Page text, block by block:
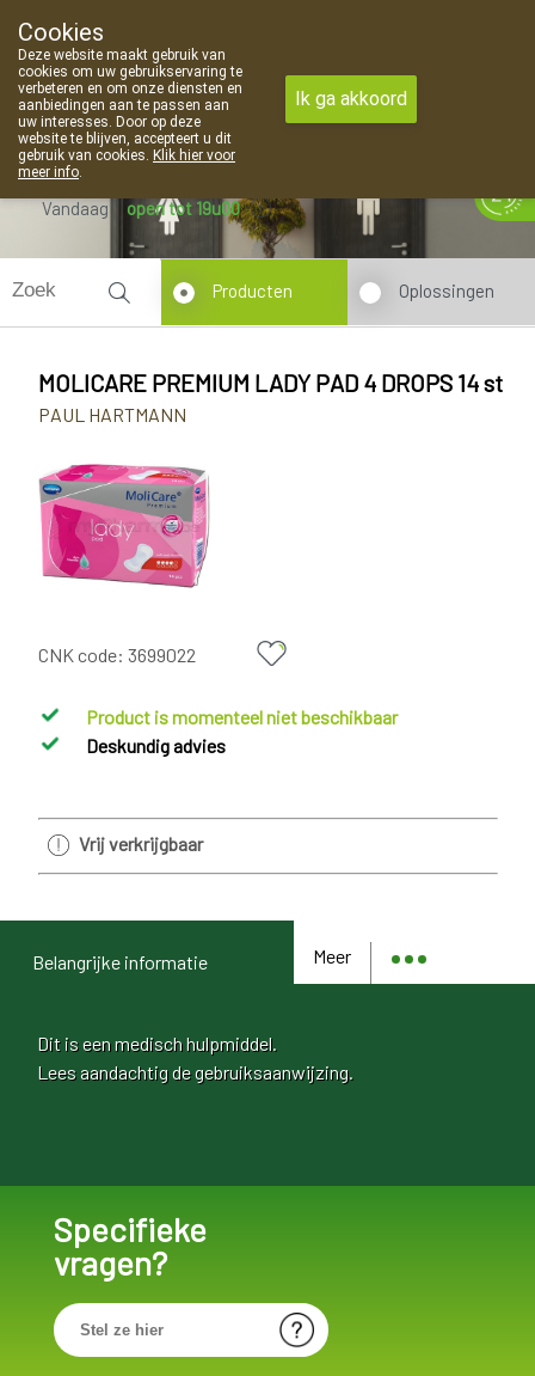
09 373 94 03
Vandaag open tot 19u00
Producten Oplossingen
MOLICARE PREMIUM LADY PAD 4 DROPS 14 st
PAUL HARTMANN
CNK code: 3699022
Product is momenteel niet beschikbaar
Deskundig advies
Vrij verkrijgbaar
Meer
Belangrijke informatie
Dit is een medisch hulpmiddel.
Lees aandachtig de gebruiksaanwijzing.
Specifieke
vragen?
Cookies
Deze website maakt gebruik van
cookies om uw gebruikservaring te
verbeteren en om onze diensten en
aanbiedingen aan te passen aan
uw interesses. Door op deze
website te blijven, accepteert u dit
gebruik van cookies. Klik hier voor
meer info.
Ik ga akkoord